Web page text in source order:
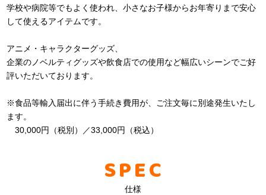
学校や病院等でもよく使われ、小さなお子様からお年寄りまで安心
して使えるアイテムです。
アニメ・キャラクターグッズ、
企業のノベルティグッズや飲食店での使用など幅広いシーンでご好
評いただいております。
※食品等輸入届出に伴う手続き費用が、ご注文毎に別途発生いたし
ます。
30,000円（税別）／33,000円（税込）
SPEC
仕様